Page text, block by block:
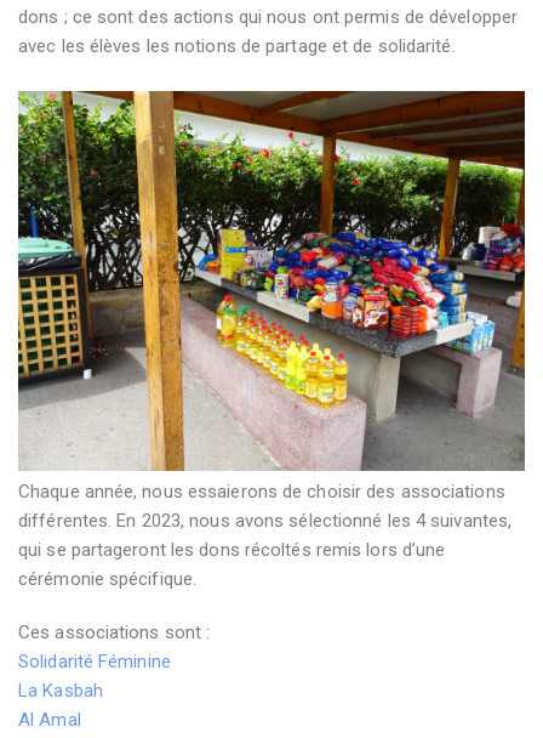
dons ; ce sont des actions qui nous ont permis de développer
avec les élèves les notions de partage et de solidarité.
Chaque année, nous essaierons de choisir des associations
différentes. En 2023, nous avons sélectionné les 4 suivantes,
qui se partageront les dons récoltés remis lors d’une
cérémonie spécifique.
Ces associations sont :
Solidarité Féminine
La Kasbah
Al Amal